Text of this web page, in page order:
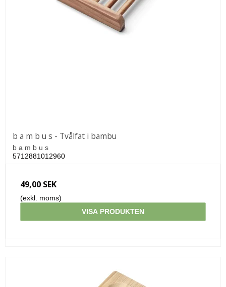
b a m b u s - Tvålfat i bambu
b a m b u s
5712881012960
49,00 SEK
(exkl. moms)
VISA PRODUKTEN